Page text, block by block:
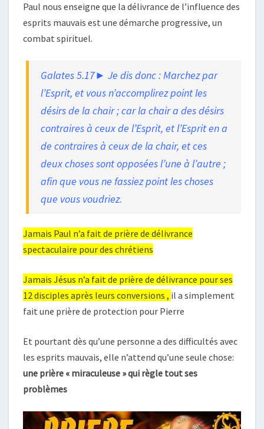
Paul nous enseigne que la délivrance de l’influence des
esprits mauvais est une démarche progressive, un
combat spirituel.
Galates 5.17► Je dis donc : Marchez par
l’Esprit, et vous n’accomplirez point les
désirs de la chair ; car la chair a des désirs
contraires à ceux de l’Esprit, et l’Esprit en a
de contraires à ceux de la chair, et ces
deux choses sont opposées l’une à l’autre ;
afin que vous ne fassiez point les choses
que vous voudriez.
Jamais Paul n’a fait de prière de délivrance
spectaculaire pour des chrétiens
Jamais Jésus n’a fait de prière de délivrance pour ses
12 disciples après leurs conversions , il a simplement
fait une prière de protection pour Pierre
Et pourtant dès qu’une personne a des difficultés avec
les esprits mauvais, elle n’attend qu’une seule chose:
une prière « miraculeuse » qui règle tout ses
problèmes